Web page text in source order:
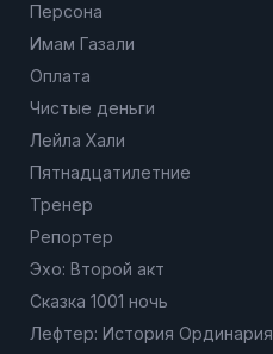
Персона
Имам Газали
Оплата
Чистые деньги
Лейла Хали
Пятнадцатилетние
Тренер
Репортер
Эхо: Второй акт
Сказка 1001 ночь
Лефтер: История Ординария